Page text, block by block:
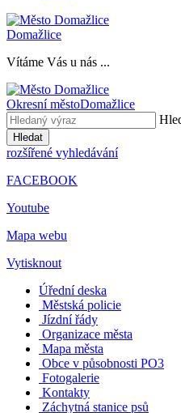
Domažlice
Vítáme Vás u nás ...
Okresní městoDomažlice
Hledat
rozšířené vyhledávání
FACEBOOK
Youtube
Mapa webu
Vytisknout
Úřední deska
Městská policie
Jízdní řády
Organizace města
Mapa města
Obce v působnosti PO3
Fotogalerie
Kontakty
Záchytná stanice psů